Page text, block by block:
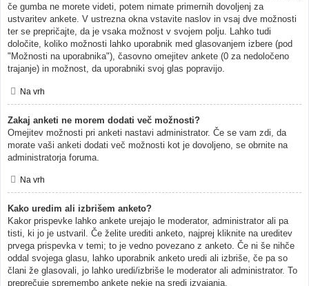
če gumba ne morete videti, potem nimate primernih dovoljenj za
ustvaritev ankete. V ustrezna okna vstavite naslov in vsaj dve možnosti
ter se prepričajte, da je vsaka možnost v svojem polju. Lahko tudi
določite, koliko možnosti lahko uporabnik med glasovanjem izbere (pod
"Možnosti na uporabnika"), časovno omejitev ankete (0 za nedoločeno
trajanje) in možnost, da uporabniki svoj glas popravijo.
Na vrh
Zakaj anketi ne morem dodati več možnosti?
Omejitev možnosti pri anketi nastavi administrator. Če se vam zdi, da
morate vaši anketi dodati več možnosti kot je dovoljeno, se obrnite na
administratorja foruma.
Na vrh
Kako uredim ali izbrišem anketo?
Kakor prispevke lahko ankete urejajo le moderator, administrator ali pa
tisti, ki jo je ustvaril. Če želite urediti anketo, najprej kliknite na ureditev
prvega prispevka v temi; to je vedno povezano z anketo. Če ni še nihče
oddal svojega glasu, lahko uporabnik anketo uredi ali izbriše, če pa so
člani že glasovali, jo lahko uredi/izbriše le moderator ali administrator. To
preprečuje spremembo ankete nekje na sredi izvajanja.